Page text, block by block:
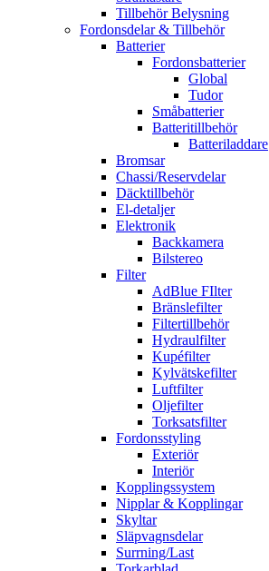
Tillbehör Belysning
Fordonsdelar & Tillbehör
Batterier
Fordonsbatterier
Global
Tudor
Småbatterier
Batteritillbehör
Batteriladdare
Bromsar
Chassi/Reservdelar
Däcktillbehör
El-detaljer
Elektronik
Backkamera
Bilstereo
Filter
AdBlue FIlter
Bränslefilter
Filtertillbehör
Hydraulfilter
Kupéfilter
Kylvätskefilter
Luftfilter
Oljefilter
Torksatsfilter
Fordonsstyling
Exteriör
Interiör
Kopplingssystem
Nipplar & Kopplingar
Skyltar
Släpvagnsdelar
Surrning/Last